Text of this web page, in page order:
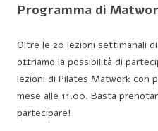
Programma di
Oltre le 20 lezioni settimanali
offriamo la possibilità di
lezioni di Pilates Matwork con
mese alle 11.00. Basta
partecipare!